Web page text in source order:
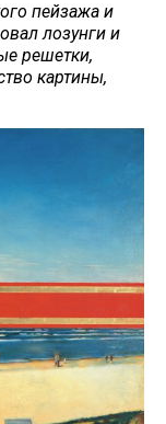
пейзажа и
лозунги и
решетки,
картины,